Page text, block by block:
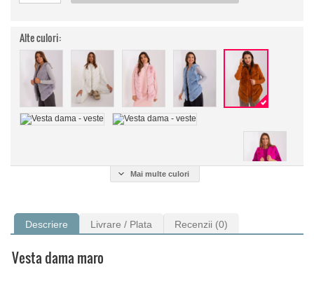
Alte culori:
Mai multe culori
Descriere Livrare / Plata Recenzii (0)
Vesta dama maro